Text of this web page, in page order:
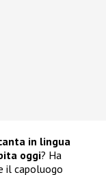
in lingua
oggi? Ha
il capoluogo